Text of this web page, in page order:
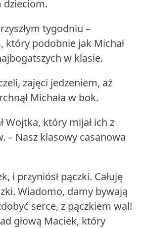
dzieciom.
tygodniu –
który podobnie jak Michał
w klasie.
zajęci jedzeniem, aż
Michała w bok.
Wojtka, który mijał ich z
– Nasz klasowy casanowa
i przyniósł pączki. Całuję
Wiadomo, damy bywają
serce, z pączkiem wal!
głową Maciek, który